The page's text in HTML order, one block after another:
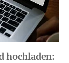
hochladen: